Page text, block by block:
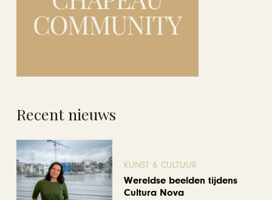
Recent nieuws
KUNST & CULTUUR
Wereldse beelden tijdens
Cultura Nova